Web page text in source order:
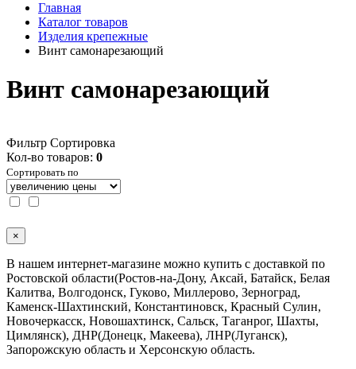
Главная
Каталог товаров
Изделия крепежные
Винт самонарезающий
Винт самонарезающий
Фильтр Сортировка
Кол-во товаров: 0
Сортировать по
×
В нашем интернет-магазине можно купить с доставкой по
Ростовской области(Ростов-на-Дону, Аксай, Батайск, Белая
Калитва, Волгодонск, Гуково, Миллерово, Зерноград,
Каменск-Шахтинский, Константиновск, Красный Сулин,
Новочеркасск, Новошахтинск, Сальск, Таганрог, Шахты,
Цимлянск), ДНР(Донецк, Макеева), ЛНР(Луганск),
Запорожскую область и Херсонскую область.